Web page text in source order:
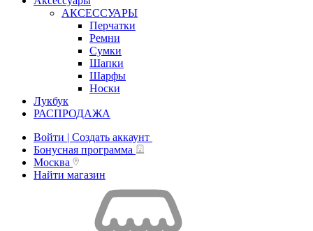
АКСЕССУАРЫ
Перчатки
Ремни
Сумки
Шапки
Шарфы
Носки
Лукбук
РАСПРОДАЖА
Войти | Создать аккаунт
Бонусная программа
Москва
Найти магазин